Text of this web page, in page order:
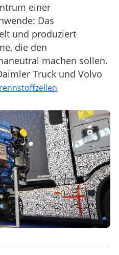
einer
Das
und produziert
die den
machen sollen.
Truck und Volvo